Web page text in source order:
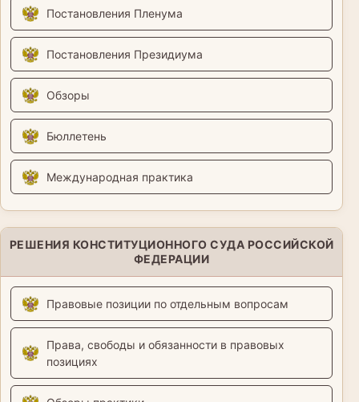
Постановления Пленума
Постановления Президиума
Обзоры
Бюллетень
Международная практика
РЕШЕНИЯ КОНСТИТУЦИОННОГО СУДА РОССИЙСКОЙ
ФЕДЕРАЦИИ
Правовые позиции по отдельным вопросам
Права, свободы и обязанности в правовых
позициях